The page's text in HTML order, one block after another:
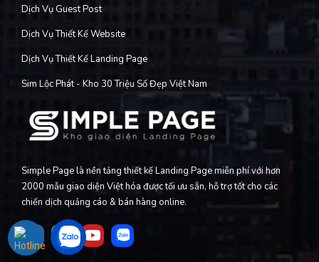
Dịch Vụ Guest Post
Dịch Vụ Thiết Kế Website
Dịch Vụ Thiết Kế Landing Page
Sim Lộc Phát - Kho 30 Triệu Số Đẹp Việt Nam
Simple Page là nền tảng thiết kế Landing Page miễn phí với hơn
2000 mẫu giao diện Việt hóa được tối ưu sẵn, hỗ trợ tốt cho các
chiến dịch quảng cáo & bán hàng online.